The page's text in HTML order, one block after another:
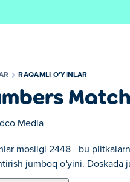
RAQAMLI OʻYINLAR
Media
mosligi 2448 - bu
jumboq o'yini. Doskada